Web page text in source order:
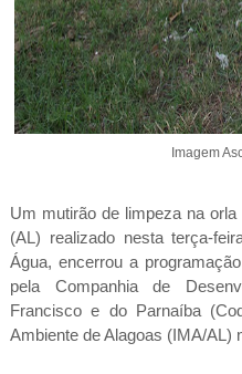
Imagem
Um mutirão de limpeza na
(AL) realizado nesta terça-
Água, encerrou a
pela Companhia de
Francisco e do Parnaíba
Ambiente de Alagoas (IMA/AL)